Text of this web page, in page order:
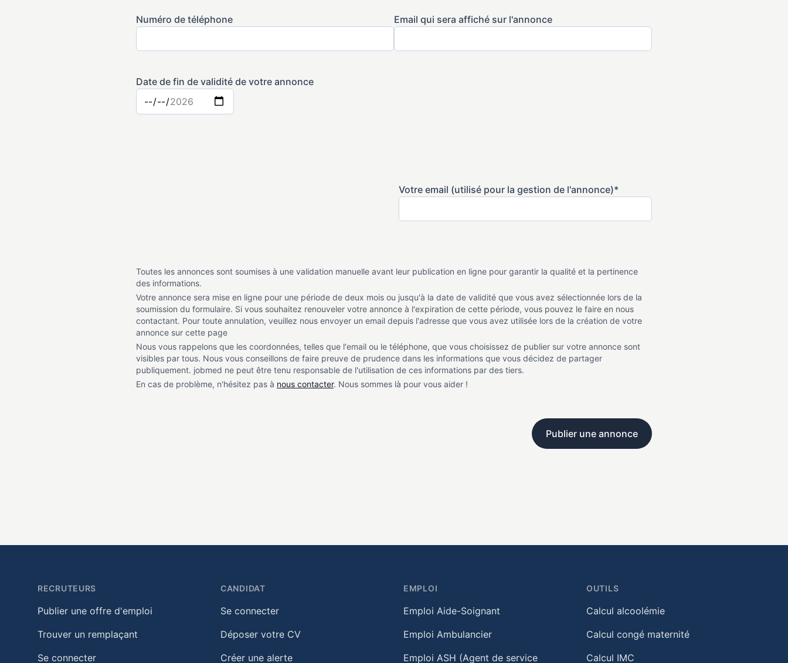
Numéro de téléphone Email qui sera affiché sur l'annonce
Date de fin de validité de votre annonce
Votre email (utilisé pour la gestion de l'annonce)*
Toutes les annonces sont soumises à une validation manuelle avant leur publication en ligne pour garantir la qualité et la pertinence
des informations.
Votre annonce sera mise en ligne pour une période de deux mois ou jusqu'à la date de validité que vous avez sélectionnée lors de la
soumission du formulaire. Si vous souhaitez renouveler votre annonce à l'expiration de cette période, vous pouvez le faire en nous
contactant. Pour toute annulation, veuillez nous envoyer un email depuis l'adresse que vous avez utilisée lors de la création de votre
annonce sur cette page
Nous vous rappelons que les coordonnées, telles que l'email ou le téléphone, que vous choisissez de publier sur votre annonce sont
visibles par tous. Nous vous conseillons de faire preuve de prudence dans les informations que vous décidez de partager
publiquement. jobmed ne peut être tenu responsable de l'utilisation de ces informations par des tiers.
En cas de problème, n'hésitez pas à nous contacter. Nous sommes là pour vous aider !
RECRUTEURS
Publier une offre d'emploi
Trouver un remplaçant
Se connecter
CANDIDAT
Se connecter
Déposer votre CV
Créer une alerte
EMPLOI
Emploi Aide-Soignant
Emploi Ambulancier
Emploi ASH (Agent de service
OUTILS
Calcul alcoolémie
Calcul congé maternité
Calcul IMC